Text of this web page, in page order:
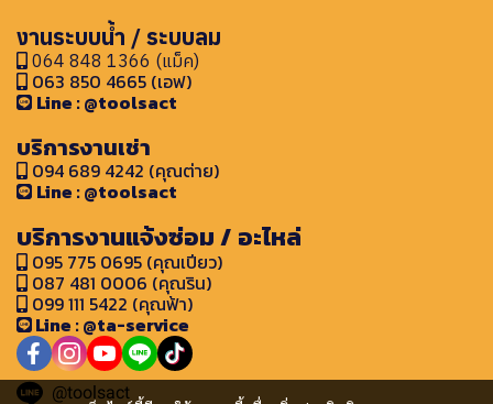
งานระบบน้ำ / ระบบลม
064 848 1366 (แม็ค)
063 850 4665 (เอฟ)
Line : @toolsact
บริการงานเช่า
094 689 4242 (คุณต่าย)
Line : @toolsact
บริการงานแจ้งซ่อม / อะไหล่
095 775 0695 (คุณเปียว)
087 481 0006 (คุณริน)
099 111 5422 (คุณฟ้า)
Line : @ta-service
@toolsact